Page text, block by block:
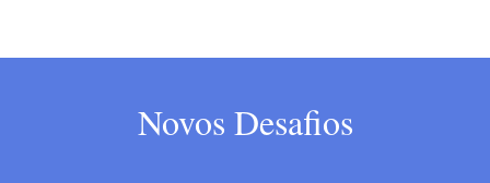
Novos Desafios